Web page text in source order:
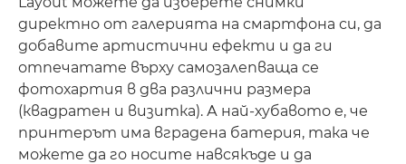
директно от галерията на смартфона си, да
добавите артистични ефекти и да ги
отпечатате върху самозалепваща се
фотохартия в два различни размера
(квадратен и визитка). А най-хубавото е, че
принтерът има вградена батерия, така че
можете да го носите навсякъде и да